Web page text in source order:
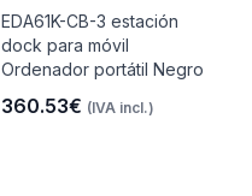
EDA61K-CB-3 estación
dock para móvil
Ordenador portátil Negro
360.53€ (IVA incl.)